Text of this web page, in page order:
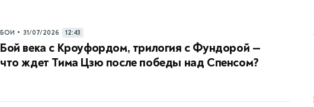
БОИ • 31/07/2026 12:43
Бой века с Кроуфордом, трилогия с Фундорой —
что ждет Тима Цзю после победы над Спенсом?